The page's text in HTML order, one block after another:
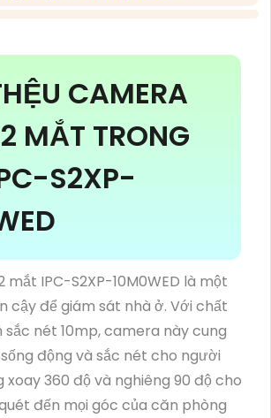
CAMERA
MẮT TRONG
S2XP-
mắt IPC-S2XP-10M0WED là một
cậy để giám sát nhà ở. Với chất
nét 10mp, camera này cung
động và sắc nét cho người
xoay 360 độ và nghiêng 90 độ cho
đến mọi góc của căn phòng